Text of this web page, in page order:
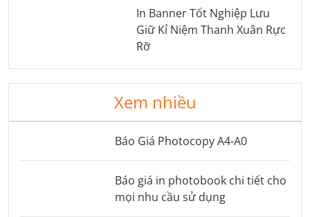
In Banner Tốt Nghiệp Lưu
Giữ Kỉ Niệm Thanh Xuân Rực
Rỡ
Xem nhiều
Báo Giá Photocopy A4-A0
Báo giá in photobook chi tiết cho
mọi nhu cầu sử dụng